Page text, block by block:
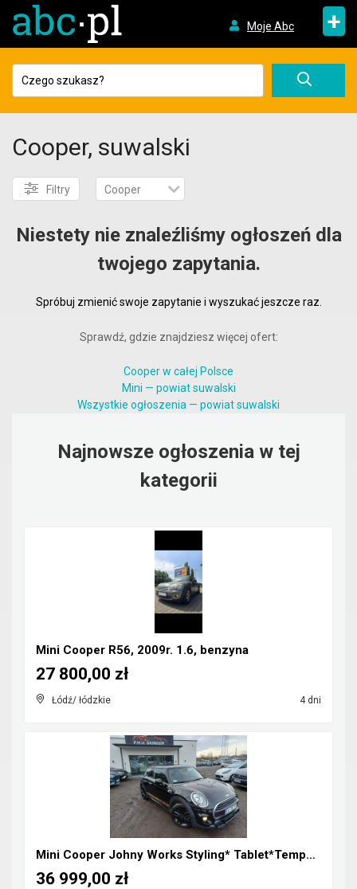
Moje Abc +
Cooper, suwalski
Filtry Cooper
Niestety nie znaleźliśmy ogłoszeń dla
twojego zapytania.
Spróbuj zmienić swoje zapytanie i wyszukać jeszcze raz.
Sprawdź, gdzie znajdziesz więcej ofert:
Cooper w całej Polsce
Mini — powiat suwalski
Wszystkie ogłoszenia — powiat suwalski
Najnowsze ogłoszenia w tej
kategorii
Mini Cooper R56, 2009r. 1.6, benzyna
Łódź/ łódzkie 4 dni
27 800,00 zł
Mini Cooper Johny Works Styling* Tablet*Tempomat*S...
36 999,00 zł